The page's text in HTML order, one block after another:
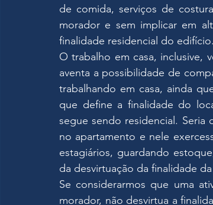
de comida, serviços de
morador e sem implicar em
finalidade residencial do edifício.
O trabalho em casa, inclusive,
aventa a possibilidade de
trabalhando em casa, ainda
que define a finalidade do
segue sendo residencial.
no apartamento e nele
estagiários, guardando
da desvirtuação da finalidade
Se considerarmos que uma
morador, não desvirtua a